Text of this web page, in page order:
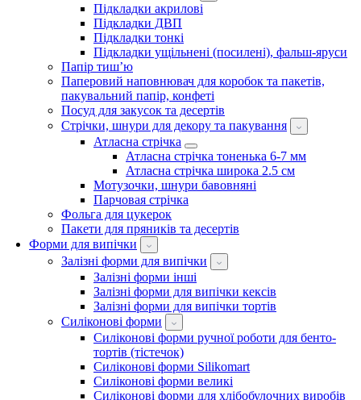
Підкладки акрилові
Підкладки ДВП
Підкладки тонкі
Підкладки ущільнені (посилені), фальш-яруси
Папір тиш’ю
Паперовий наповнювач для коробок та пакетів,
пакувальний папір, конфеті
Посуд для закусок та десертів
Стрічки, шнури для декору та пакування
Атласна стрічка
Атласна стрічка тоненька 6-7 мм
Атласна стрічка широка 2.5 см
Мотузочки, шнури бавовняні
Парчовая стрічка
Фольга для цукерок
Пакети для пряників та десертів
Форми для випічки
Залізні форми для випічки
Залізні форми інші
Залізні форми для випічки кексів
Залізні форми для випічки тортів
Силіконові форми
Силіконові форми ручної роботи для бенто-
тортів (тістечок)
Силіконові форми Silikomart
Силіконові форми великі
Силіконові форми для хлібобулочних виробів